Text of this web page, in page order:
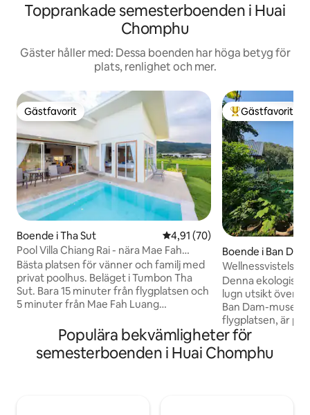
Topprankade semesterboenden i Huai
Chomphu
Gäster håller med: Dessa boenden har höga betyg för
plats, renlighet och mer.
Gästfavorit
Gästfavorit
Boende i Tha Sut 4,91 av 5 i genomsnittligt
4,91 (70)
Pool Villa Chiang Rai - nära Mae Fah
Luang Uni
Bästa platsen för vänner och familj med
privat poolhus. Beläget i Tumbon Tha
Sut. Bara 15 minuter från flygplatsen och
5 minuter från Mae Fah Luang
många sevärdheter — berömda Choui
Fong Tea (20 minuter), Baan Dam
Museum (10 minuter), Wat Rong Khun
Populär
Gästfavorit
Boende i Ban Du
Wellnessvistelse
bergsutsikt i
Denna
lugn utsikt över
Ban Dam-
flygplatsen, är
och familjeresor. Privat glashus i nordisk
stil i en dold
Chaing Rai
Populära bekvämligheter för
semesterboenden i Huai Chomphu